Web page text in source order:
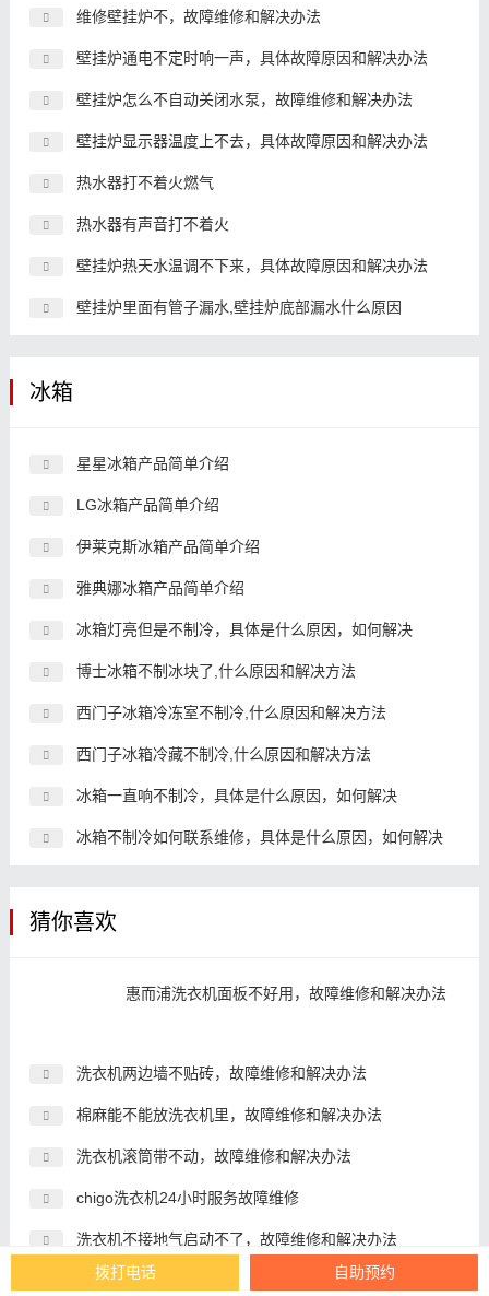
维修壁挂炉不，故障维修和解决办法
壁挂炉通电不定时响一声，具体故障原因和解决办法
壁挂炉怎么不自动关闭水泵，故障维修和解决办法
壁挂炉显示器温度上不去，具体故障原因和解决办法
热水器打不着火燃气
热水器有声音打不着火
壁挂炉热天水温调不下来，具体故障原因和解决办法
壁挂炉里面有管子漏水,壁挂炉底部漏水什么原因
冰箱
星星冰箱产品简单介绍
LG冰箱产品简单介绍
伊莱克斯冰箱产品简单介绍
雅典娜冰箱产品简单介绍
冰箱灯亮但是不制冷，具体是什么原因，如何解决
博士冰箱不制冰块了,什么原因和解决方法
西门子冰箱冷冻室不制冷,什么原因和解决方法
西门子冰箱冷藏不制冷,什么原因和解决方法
冰箱一直响不制冷，具体是什么原因，如何解决
冰箱不制冷如何联系维修，具体是什么原因，如何解决
猜你喜欢
惠而浦洗衣机面板不好用，故障维修和解决办法
洗衣机两边墙不贴砖，故障维修和解决办法
棉麻能不能放洗衣机里，故障维修和解决办法
洗衣机滚筒带不动，故障维修和解决办法
chigo洗衣机24小时服务故障维修
洗衣机不接地气启动不了，故障维修和解决办法
金羚洗衣机惠州客服故障维修
拨打电话 自助预约